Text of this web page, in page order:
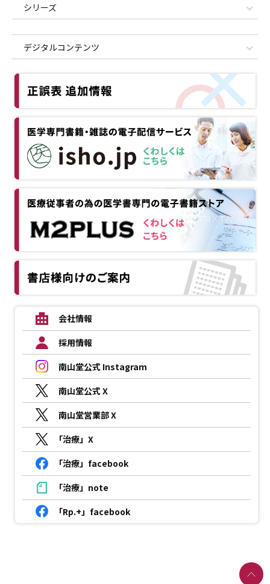
シリーズ
デジタルコンテンツ
会社情報
採用情報
南山堂公式 Instagram
南山堂公式 X
南山堂営業部 X
「治療」X
「治療」facebook
「治療」note
「Rp.+」facebook